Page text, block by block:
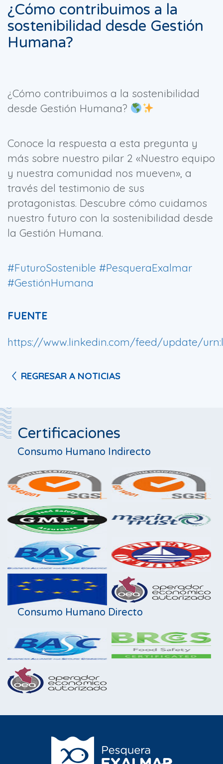
¿Cómo contribuimos a la
sostenibilidad desde Gestión
Humana?
¿Cómo contribuimos a la sostenibilidad
desde Gestión Humana?
Conoce la respuesta a esta pregunta y
más sobre nuestro pilar 2 «Nuestro equipo
y nuestra comunidad nos mueven», a
través del testimonio de sus
protagonistas. Descubre cómo cuidamos
nuestro futuro con la sostenibilidad desde
la Gestión Humana.
#FuturoSostenible #PesqueraExalmar
#GestiónHumana
FUENTE
https://www.linkedin.com/feed/update/
REGRESAR A NOTICIAS
Certificaciones
Consumo Humano Indirecto
Consumo Humano Directo